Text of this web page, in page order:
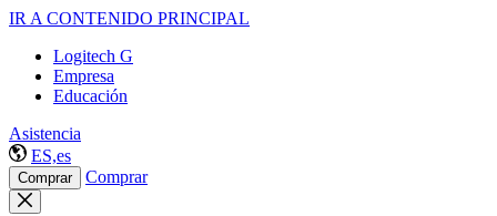
IR A CONTENIDO PRINCIPAL
Logitech G
Empresa
Educación
Asistencia
ES,es
Comprar Comprar